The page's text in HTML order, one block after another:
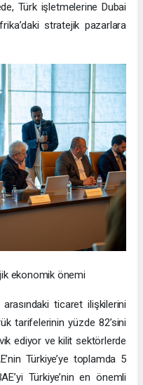
Türk işletmelerine Dubai
stratejik pazarlara
ekonomik önemi
ticaret ilişkilerini
tarifelerinin yüzde 82’sini
ediyor ve kilit sektörlerde
Türkiye’ye toplamda 5
Türkiye’nin en önemli